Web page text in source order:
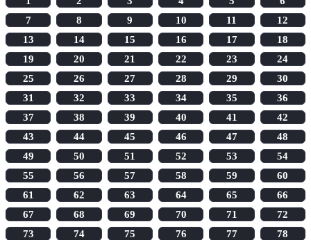
7
8 9 10 11
12
13
14 15 16 17
18
19
20 21 22 23
24
25
26 27 28 29
30
31
32 33 34 35
36
37
38 39 40 41
42
43
44 45 46 47
48
49
50 51 52 53
54
55
56 57 58 59
60
61
62 63 64 65
66
67
68 69 70 71
72
73
74 75 76 77
78